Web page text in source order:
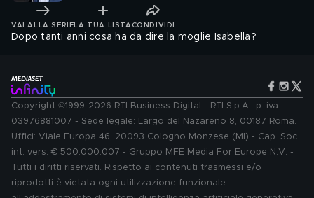
VAI ALLA SERIE LA TUA LISTA CONDIVIDI
Dopo tanti anni cosa ha da dire la moglie Isabella?
Copyright ©1999-2026 RTI Business Digital - RTI S.p.A.: p. iva
03976881007 - Sede legale: Largo del Nazareno 8, 00187 Roma.
Uffici: Viale Europa 46, 20093 Cologno Monzese (MI) - Cap. Soc.
int. vers. € 500.000.007 - Gruppo MFE Media For Europe N.V. -
Tutti i diritti riservati. Rispetto ai contenuti trasmessi e/o
riprodotti è vietata ogni utilizzazione funzionale